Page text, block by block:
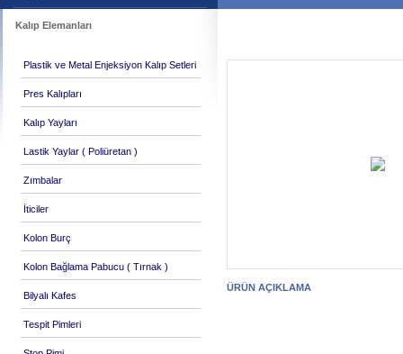
Kalıp Elemanları
Plastik ve Metal Enjeksiyon Kalıp Setleri
Pres Kalıpları
Kalıp Yayları
Lastik Yaylar ( Poliüretan )
Zımbalar
İticiler
Kolon Burç
Kolon Bağlama Pabucu ( Tırnak )
Bilyalı Kafes
Tespit Pimleri
ÜRÜN AÇIKLAMA